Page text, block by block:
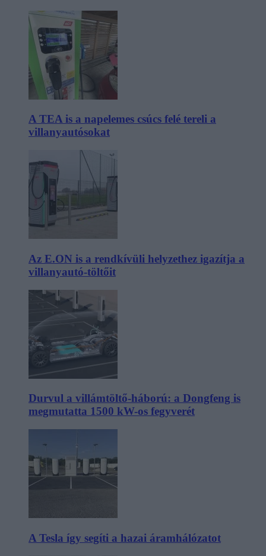
A TEA is a napelemes csúcs felé tereli a
villanyautósokat
Az E.ON is a rendkívüli helyzethez igazítja a
villanyautó-töltőit
Durvul a villámtöltő-háború: a Dongfeng is
megmutatta 1500 kW-os fegyverét
A Tesla így segíti a hazai áramhálózatot